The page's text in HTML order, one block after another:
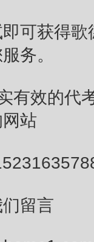
可获得
务。
有效的代
站
留言